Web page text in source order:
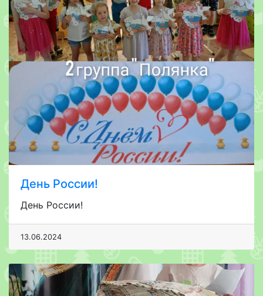
День России!
День России!
13.06.2024